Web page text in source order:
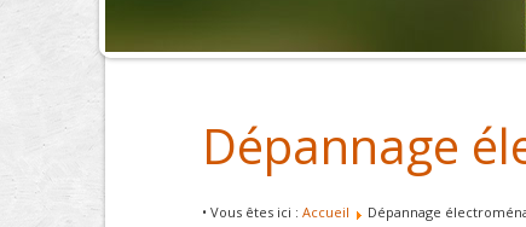
Dépannage
• Vous êtes ici : Accueil Dépannage